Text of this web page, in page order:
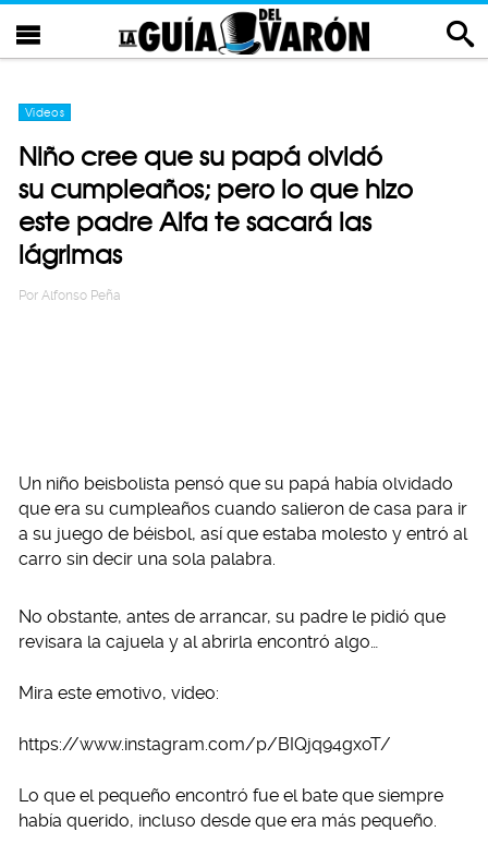
Videos
Niño cree que su papá olvidó
su cumpleaños; pero lo que hizo
este padre Alfa te sacará las
lágrimas
Por Alfonso Peña
Un niño beisbolista pensó que su papá había olvidado
que era su cumpleaños cuando salieron de casa para ir
a su juego de béisbol, así que estaba molesto y entró al
carro sin decir una sola palabra.
No obstante, antes de arrancar, su padre le pidió que
revisara la cajuela y al abrirla encontró algo…
Mira este emotivo, video:
https://www.instagram.com/p/BIQjq94gxoT/
Lo que el pequeño encontró fue el bate que siempre
había querido, incluso desde que era más pequeño.